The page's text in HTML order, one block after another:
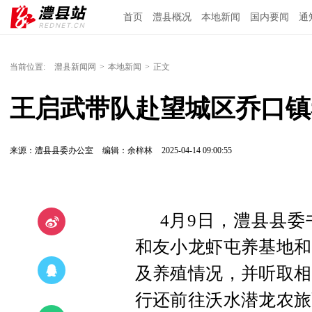
首页 澧县概况 本地新闻 国内要闻 通
当前位置: 澧县新闻网 > 本地新闻 > 正文
王启武带队赴望城区乔口
来源：澧县县委办公室 编辑：余梓林 2025-04-14 09:00:55
4月9日，澧县县
和友小龙虾屯养基地
及养殖情况，并听取
行还前往沃水潜龙农